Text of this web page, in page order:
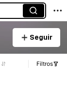
Seguir
Filtros